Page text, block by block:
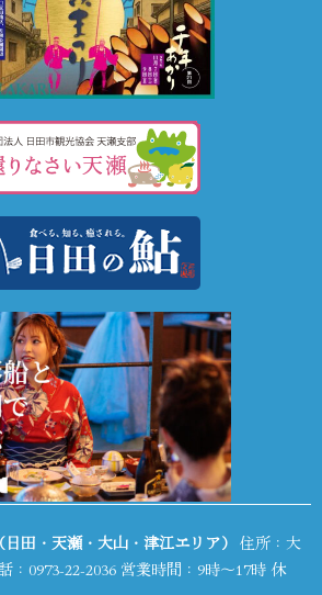
田・天瀬・大山・津江エリア） 住所：大
： 0973-22-2036 営業時間：9時～17時 休